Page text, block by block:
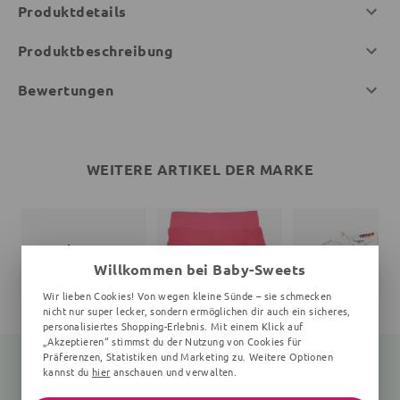
Produktdetails
Produktbeschreibung
Bewertungen
WEITERE ARTIKEL DER MARKE
Willkommen bei Baby-Sweets
Wir lieben Cookies! Von wegen kleine Sünde – sie schmecken
nicht nur super lecker, sondern ermöglichen dir auch ein sicheres,
personalisiertes Shopping-Erlebnis. Mit einem Klick auf
„Akzeptieren“ stimmst du der Nutzung von Cookies für
Präferenzen, Statistiken und Marketing zu. Weitere Optionen
kannst du hier anschauen und verwalten.